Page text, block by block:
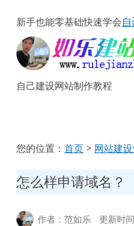
新手也能零基础快速学会
自己建设网站制作教程
您的位置： 首页 > 网站建
怎么样申请域名？
作者：范如乐 更新时